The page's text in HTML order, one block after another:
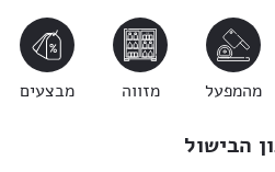
מהמפעל מזווה מבצעים
הבישול